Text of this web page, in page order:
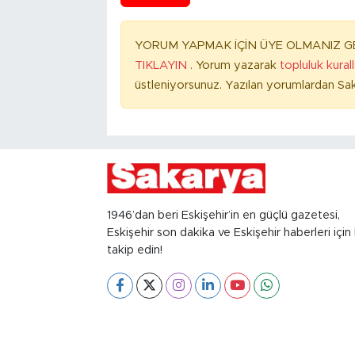
YORUM YAPMAK İÇİN ÜYE OLMANIZ
TIKLAYIN . Yorum yazarak topluluk
üstleniyorsunuz. Yazılan yorumlardan
1946’dan beri Eskişehir’in en güçlü gazetesi,
Eskişehir son dakika ve Eskişehir haberleri için
takip edin!